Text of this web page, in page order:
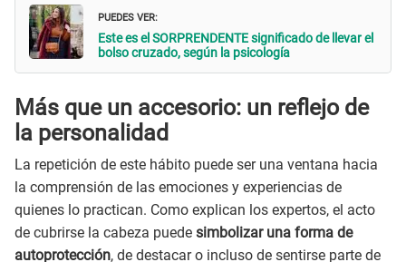
PUEDES VER:
Este es el SORPRENDENTE significado de llevar el
bolso cruzado, según la psicología
Más que un accesorio: un reflejo de
la personalidad
La repetición de este hábito puede ser una ventana hacia
la comprensión de las emociones y experiencias de
quienes lo practican. Como explican los expertos, el acto
de cubrirse la cabeza puede simbolizar una forma de
autoprotección, de destacar o incluso de sentirse parte de